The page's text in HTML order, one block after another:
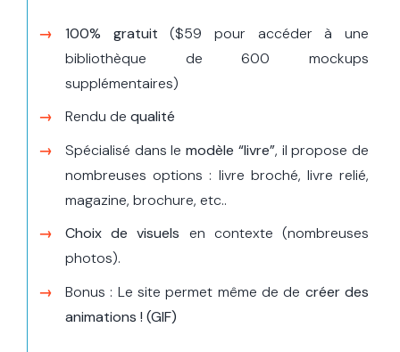
100% gratuit ($59 pour accéder à une
bibliothèque de 600 mockups
supplémentaires)
Rendu de qualité
Spécialisé dans lemodèle “livre”, il propose de
nombreuses options : livre broché, livre relié,
magazine, brochure, etc..
Choix de visuels en contexte (nombreuses
photos).
Bonus : Le site permet même de de créer des
animations ! (GIF)